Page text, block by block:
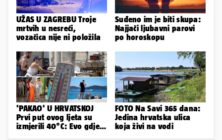
UŽAS U ZAGREBU Troje
mrtvih u nesreći,
vozačica nije ni položila
Suđeno im je biti skupa:
Najjači ljubavni parovi
po horoskopu
'PAKAO' U HRVATSKOJ
Prvi put ovog ljeta su
izmjerili 40°C: Evo gdje
FOTO Na Savi 365 dana:
Jedina hrvatska ulica
koja živi na vodi